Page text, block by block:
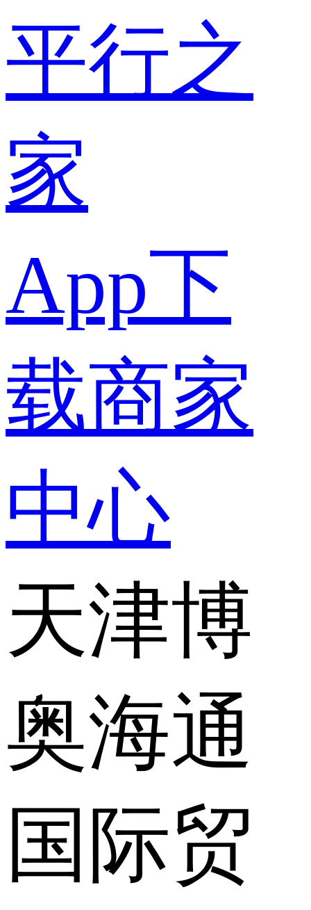
平行之
家
App下
载商家
中心
天津博
奥海通
国际贸